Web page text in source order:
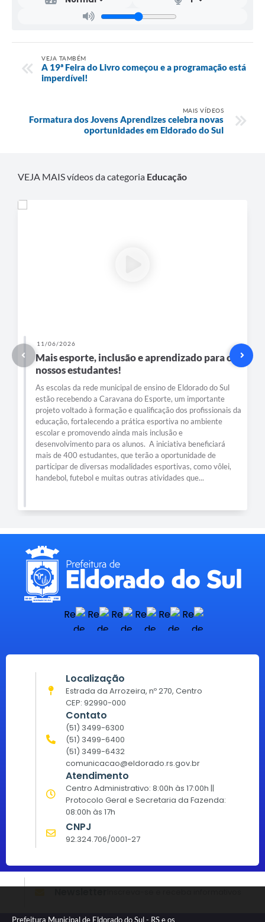
Prefeitura Municipal de Eldorado do Sul - RS e os
VEJA TAMBÉM
A 19ª Feira do Livro começou e a programação está
imperdível!
MAIS VÍDEOS
Formatura dos Jovens Aprendizes celebra novas
oportunidades em Eldorado do Sul
VEJA MAIS vídeos da categoria Educação
11/06/2026
Mais esporte, inclusão e aprendizado para os
nossos estudantes!
As escolas da rede municipal de ensino de Eldorado do Sul
estão recebendo a Caravana do Esporte, um importante
projeto voltado à formação e qualificação dos profissionais da
educação, fortalecendo a prática esportiva no ambiente
escolar e promovendo ainda mais inclusão e
desenvolvimento para os alunos. A iniciativa beneficiará
mais de 400 estudantes, que terão a oportunidade de
participar de diversas modalidades esportivas, como vôlei,
handebol, futebol e muitas outras atividades que...
Localização
Estrada da Arrozeira, nº 270, Centro
CEP: 92990-000
Contato
(51) 3499-6300
(51) 3499-6400
(51) 3499-6432
comunicacao@eldorado.rs.gov.br
Atendimento
Centro Administrativo: 8:00h às 17:00h ||
Protocolo Geral e Secretaria da Fazenda:
08:00h às 17h
CNPJ
92.324.706/0001-27